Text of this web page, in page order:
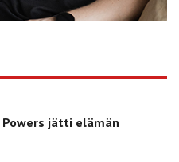
Powers jätti elämän